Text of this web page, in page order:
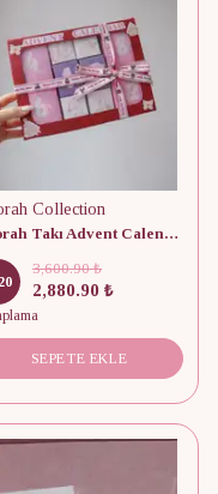
Collection
Reorah Takı Advent Calendar 10 Adet
20
3,600.90 ₺
2,880.90 ₺
SEPETE EKLE